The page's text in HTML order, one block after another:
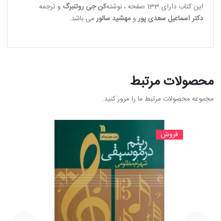
این کتاب دارای 133 صفحه ، نوشته کن جی روتنبرگ و ترجمه
دکتر اسماعیل سعدی پورومهشید سالورمی باشد.
محصولات مرتبط
مجموعه محصولات مرتبط ما را مرور کنید.
فروش